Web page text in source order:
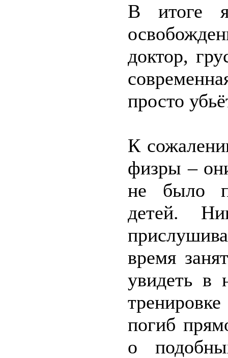
В итоге
доктор,
просто
К
физры –
не было
детей.
время
увидеть в
погиб
о